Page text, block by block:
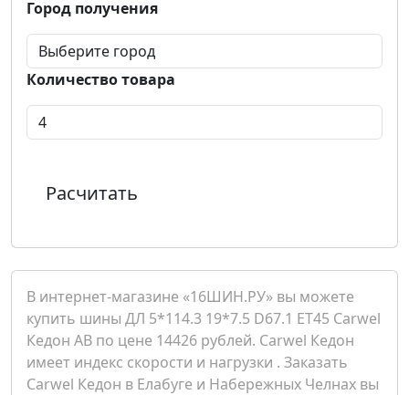
Город получения
Количество товара
Расчитать
В интернет-магазине «16ШИН.РУ» вы можете
купить шины ДЛ 5*114.3 19*7.5 D67.1 ET45 Carwel
Кедон AB по цене 14426 рублей. Carwel Кедон
имеет индекс скорости и нагрузки . Заказать
Carwel Кедон в Елабуге и Набережных Челнах вы